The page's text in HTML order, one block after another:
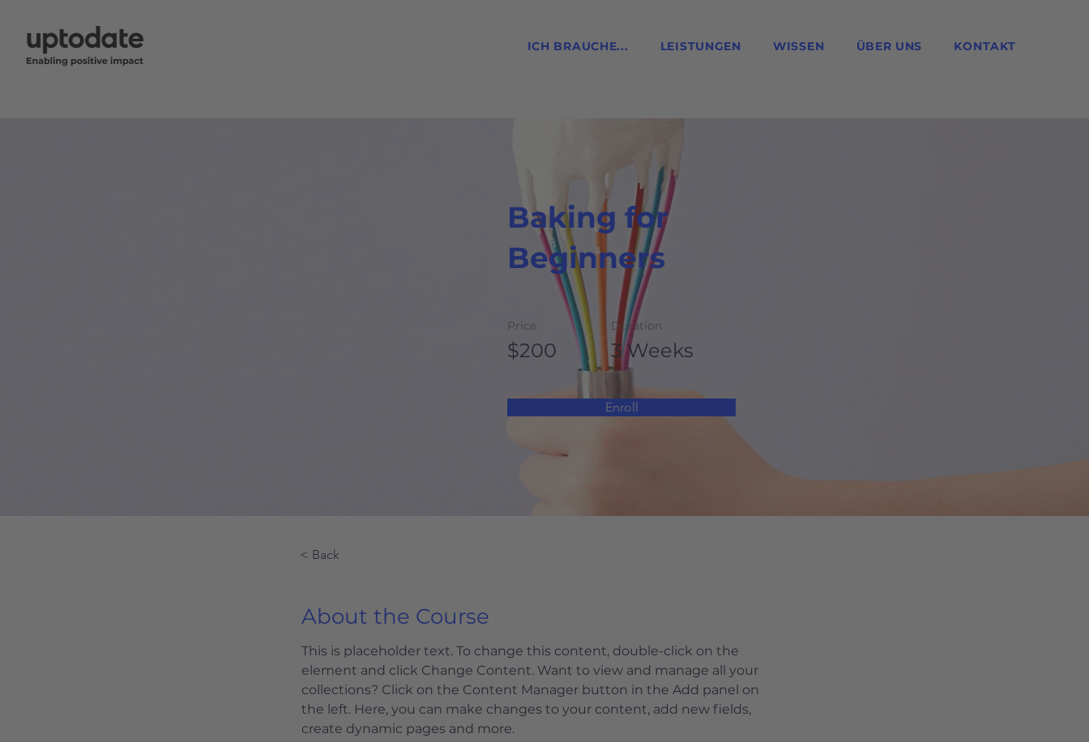
ICH BRAUCHE... LEISTUNGEN WISSEN ÜBER UNS KONTAKT
Baking for
Beginners
Price
$200
Duration
3 Weeks
Enroll
< Back
About the Course
This is placeholder text. To change this content, double-click on the
element and click Change Content. Want to view and manage all your
collections? Click on the Content Manager button in the Add panel on
the left. Here, you can make changes to your content, add new fields,
create dynamic pages and more.